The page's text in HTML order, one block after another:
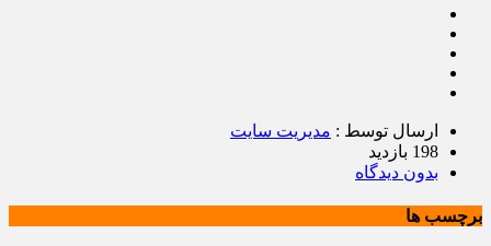
ارسال توسط : مدیریت سایت
198 بازدید
بدون دیدگاه
برچسب ها